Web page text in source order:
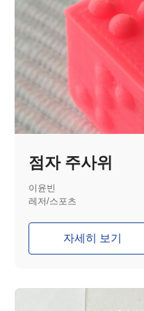
점자 주사위
이윤빈
레저/스포츠
자세히 보기